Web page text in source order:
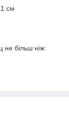
см
більш ніж: